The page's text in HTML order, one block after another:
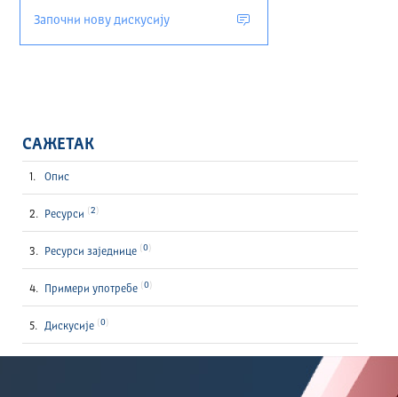
Започни нову дискусију
САЖЕТАК
Опис
Ресурси 2
Ресурси заједнице 0
Примери употребе 0
Дискусије 0